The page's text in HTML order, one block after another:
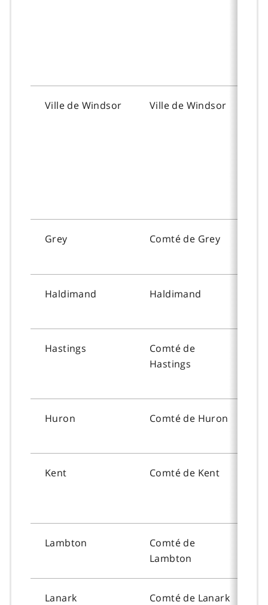
Ville de Windsor Ville de Windsor
Grey Comté de Grey
Haldimand Haldimand
Hastings
Comté de
Hastings
Huron Comté de Huron
Kent Comté de Kent
Lambton
Comté de
Lambton
Lanark Comté de Lanark